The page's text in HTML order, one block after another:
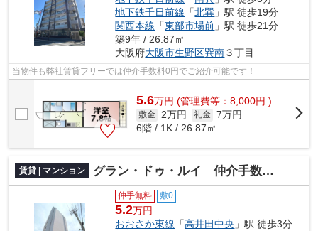
地下鉄千日前線 「北巽 」駅 徒歩19分
関西本線 「東部市場前 」駅 徒歩21分
築9年 / 26.87㎡
大阪府大阪市生野区巽南３丁目
当物件も弊社賃貸フリーでは仲介手数料0円でご紹介可能です！
5.6万円 (管理費等：8,000円 )
敷金 2万円 礼金 7万円
6階 / 1K / 26.87㎡
賃貸 | マンション グラン・ドゥ・ルイ 仲介手数料無料
仲手無料 敷0
5.2万円
おおさか東線 「高井田中央 」駅 徒歩3分